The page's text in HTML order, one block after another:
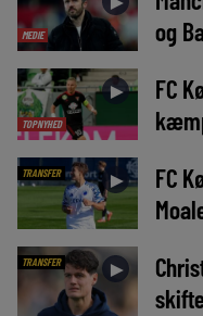
MEDIE
og
TOPNYHED
►
FC
TRANSFER ►
FC
TRANSFER ►